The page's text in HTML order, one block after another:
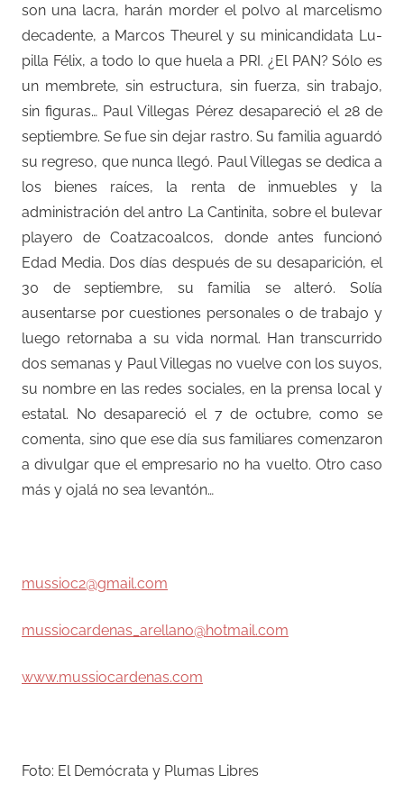
son una lacra, harán morder el polvo al marcelismo
decadente, a Marcos Theurel y su minicandidata Lu-
pilla Félix, a todo lo que huela a PRI. ¿El PAN? Sólo es
un membrete, sin estructura, sin fuerza, sin trabajo,
sin figuras… Paul Villegas Pérez desapareció el 28 de
septiembre. Se fue sin dejar rastro. Su familia aguardó
su regreso, que nunca llegó. Paul Villegas se dedica a
los bienes raíces, la renta de inmuebles y la
administración del antro La Cantinita, sobre el bulevar
playero de Coatzacoalcos, donde antes funcionó
Edad Media. Dos días después de su desaparición, el
30 de septiembre, su familia se alteró. Solía
ausentarse por cuestiones personales o de trabajo y
luego retornaba a su vida normal. Han transcurrido
dos semanas y Paul Villegas no vuelve con los suyos,
su nombre en las redes sociales, en la prensa local y
estatal. No desapareció el 7 de octubre, como se
comenta, sino que ese día sus familiares comenzaron
a divulgar que el empresario no ha vuelto. Otro caso
más y ojalá no sea levantón…
mussioc2@gmail.com
mussiocardenas_arellano@hotmail.com
www.mussiocardenas.com
Foto: El Demócrata y Plumas Libres